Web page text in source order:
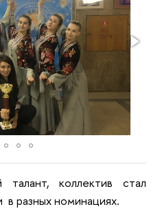
коллектив стал
в разных номинациях.